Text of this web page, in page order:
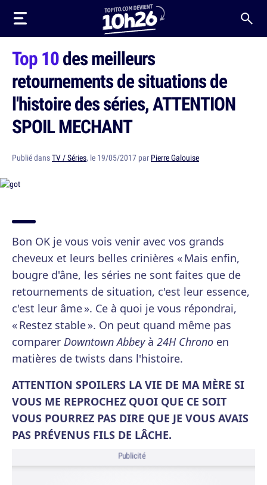
Top 10des meilleurs
retournements de situations de
l'histoire des séries, ATTENTION
SPOIL MECHANT
Publié dansTV / Séries, le 19/05/2017 par Pierre Galouise
Bon OK je vous vois venir avec vos grands
cheveux et leurs belles crinières « Mais enfin,
bougre d'âne, les séries ne sont faites que de
retournements de situation, c'est leur essence,
c'est leur âme ». Ce à quoi je vous répondrai,
« Restez stable ». On peut quand même pas
comparer Downtown Abbeyà 24H Chrono en
matières de twists dans l'histoire.
ATTENTION SPOILERS LA VIE DE MA MÈRE SI
VOUS ME REPROCHEZ QUOI QUE CE SOIT
VOUS POURREZ PAS DIRE QUE JE VOUS AVAIS
PAS PRÉVENUS FILS DE LÂCHE.
Publicité